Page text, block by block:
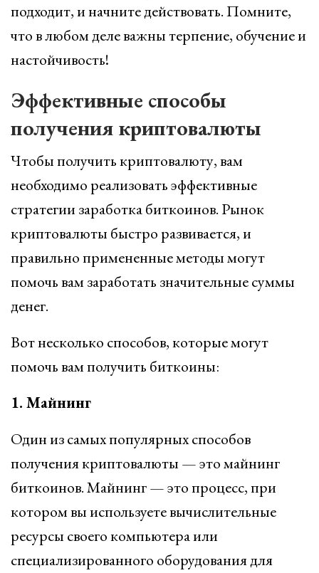
подходит, и начните действовать. Помните,
что в любом деле важны терпение, обучение и
настойчивость!
Эффективные способы
получения криптовалюты
Чтобы получить криптовалюту, вам
необходимо реализовать эффективные
стратегии заработка биткоинов. Рынок
криптовалюты быстро развивается, и
правильно примененные методы могут
помочь вам заработать значительные суммы
денег.
Вот несколько способов, которые могут
помочь вам получить биткоины:
1. Майнинг
Один из самых популярных способов
получения криптовалюты — это майнинг
биткоинов. Майнинг — это процесс, при
котором вы используете вычислительные
ресурсы своего компьютера или
специализированного оборудования для